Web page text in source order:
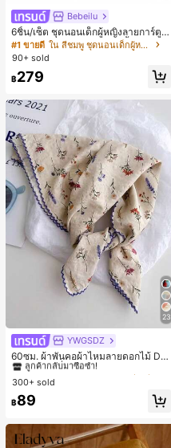
Bebeilu
6ชิ้น/เซ็ต ชุดนอนเด็กผู้หญิงลายการ์ตูน
หมีและดอกไม้ คอกลม แขนสั้น กางเกง
ขาสั้น ขอบระบาย สวมใส่สบาย
#1 ขายดี
ใน สีชมพู ชุดนอนเด็กผู้หญิง
90+ sold
฿279
23
YWGSDZ
60ซม. ผ้าพันคอผ้าไหมลายดอกไม้ Dit
sy สีเบจ, เครื่องประดับใหม่สำหรับผู้หญิ
งฤดูใบไม้ผลิ/ฤดูใบไม้ร่วง, ผ้าพันคอผืน
บางอเนกประสงค์หรูหรา
#1 ขายดี
ลูกค้ากลับมาซื้อซ้ำ!
#1 ขายดี
ลูกค้ากลับมาซื้อซ้ำ!
#1 ขายดี
ลูกค้ากลับมาซื้อซ้ำ!
#1 ขายดี
ใน สีเบจ ผ้าพันคอทรงสี่เหลี่ยมและผ้าพันคอสำหรับผู้
300+ sold
฿89